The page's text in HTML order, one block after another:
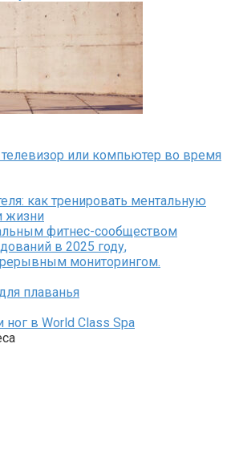
или компьютер во время
как тренировать ментальную
жизни
фитнес-сообществом
в 2025 году,
мониторингом.
плаванья
ног в World Class Spa